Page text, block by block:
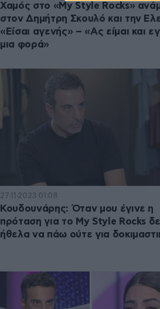
Χαμός στο «My Style Rocks»
στον Δημήτρη Σκουλό και την
«Είσαι αγενής» – «Ας είμαι και
μια φορά»
27·11·2023 01:08
Κουδουνάρης: Όταν μου έγινε η
πρόταση για το My Style Rocks
ήθελα να πάω ούτε για